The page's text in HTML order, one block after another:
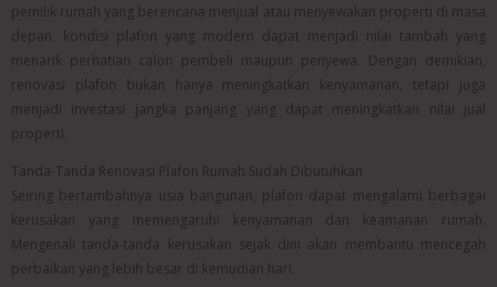
pemilik rumah yang berencana menjual atau menyewakan properti di masa
depan, kondisi plafon yang modern dapat menjadi nilai tambah yang
menarik perhatian calon pembeli maupun penyewa. Dengan demikian,
renovasi plafon bukan hanya meningkatkan kenyamanan, tetapi juga
menjadi investasi jangka panjang yang dapat meningkatkan nilai jual
properti.
Tanda-Tanda Renovasi Plafon Rumah Sudah Dibutuhkan
Seiring bertambahnya usia bangunan, plafon dapat mengalami berbagai
kerusakan yang memengaruhi kenyamanan dan keamanan rumah.
Mengenali tanda-tanda kerusakan sejak dini akan membantu mencegah
perbaikan yang lebih besar di kemudian hari.